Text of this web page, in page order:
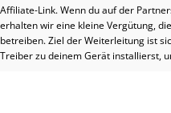
Affiliate-Link. Wenn du auf der
erhalten wir eine kleine Vergütung,
betreiben. Ziel der Weiterleitung ist
Treiber zu deinem Gerät installierst,